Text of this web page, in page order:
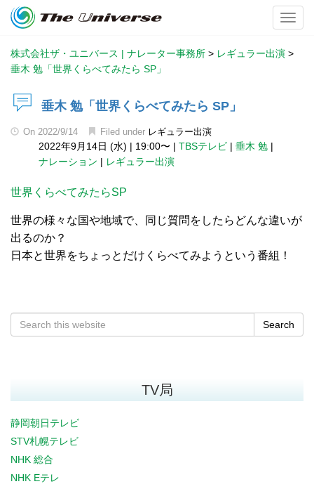
株式会社ザ・ユニバース | ナレーター事務所 > レギュラー出演 >
垂木 勉「世界くらべてみたら SP」
垂木 勉「世界くらべてみたら SP」
On 2022/9/14 Filed under レギュラー出演
2022年9月14日 (水) | 19:00〜 | TBSテレビ | 垂木 勉 |
ナレーション | レギュラー出演
世界くらべてみたらSP
世界の様々な国や地域で、同じ質問をしたらどんな違いが
出るのか？
日本と世界をちょっとだけくらべてみようという番組！
Search
TV局
静岡朝日テレビ
STV札幌テレビ
NHK 総合
NHK Eテレ